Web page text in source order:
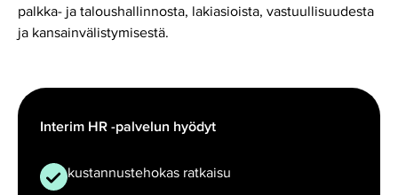
palkka- ja taloushallinnosta, lakiasioista, vastuullisuudesta
ja kansainvälistymisestä.
Interim HR -palvelun hyödyt
kustannustehokas ratkaisu